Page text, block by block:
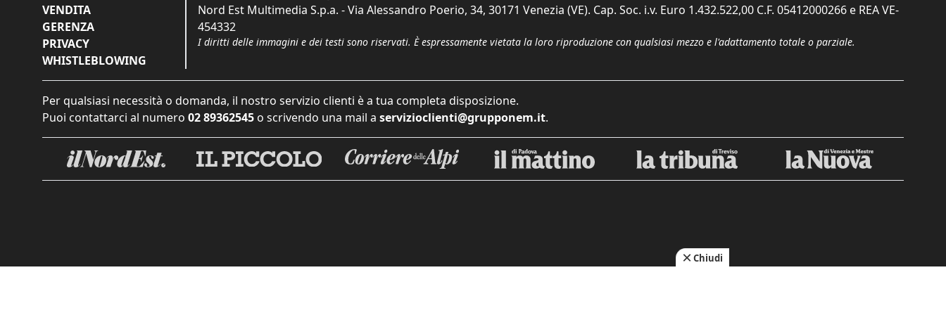
VENDITA
GERENZA
PRIVACY
WHISTLEBLOWING
Nord Est Multimedia S.p.a. - Via Alessandro Poerio, 34, 30171 Venezia (VE). Cap. Soc. i.v. Euro 1.432.522,00 C.F. 05412000266 e REA VE-
454332
I diritti delle immagini e dei testi sono riservati. È espressamente vietata la loro riproduzione con qualsiasi mezzo e l'adattamento totale o parziale.
Per qualsiasi necessità o domanda, il nostro servizio clienti è a tua completa disposizione.
Puoi contattarci al numero 02 89362545 o scrivendo una mail a servizioclienti@grupponem.it.
Chiudi